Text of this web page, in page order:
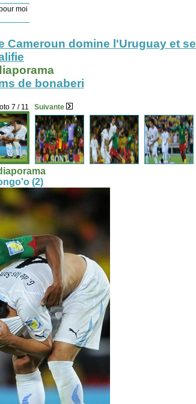
moi
Cameroun domine l'Uruguay et se
de bonaberi
7 / 11 Suivante
(2)